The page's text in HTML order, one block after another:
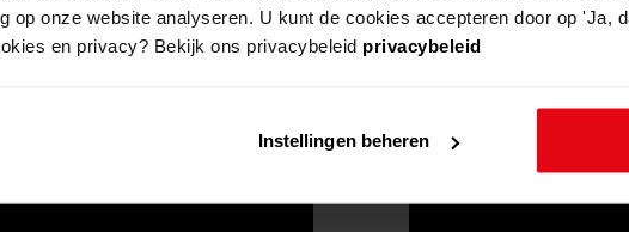
op onze website analyseren. U kunt de cookies accepteren door op 'Ja,
en privacy? Bekijk ons privacybeleid privacybeleid
Instellingen beheren